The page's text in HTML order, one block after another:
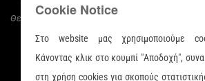
Θες δώρο...Thessgifts.gr
ΠΛΗΡΟΦΟΡΊΕΣ
Cookie Notice
Στο website μας χρησιμοποιούμε
Κάνοντας κλικ στο κουμπί "Αποδοχή",
στη χρήση cookies για σκοπούς